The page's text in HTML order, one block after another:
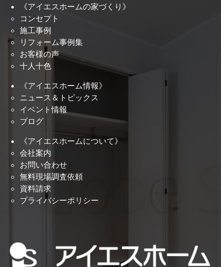
《アイエスホームの家づくり》
コンセプト
施工事例
リフォーム事例集
お客様の声
十人十色
《アイエスホーム情報》
ニュース＆トピックス
イベント情報
ブログ
《アイエスホームについて》
会社案内
お問い合わせ
無料現場調査依頼
資料請求
プライバシーポリシー